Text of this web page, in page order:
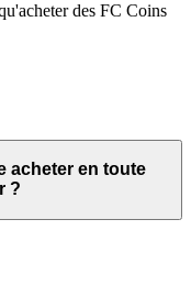
des FC Coins
acheter en toute
?